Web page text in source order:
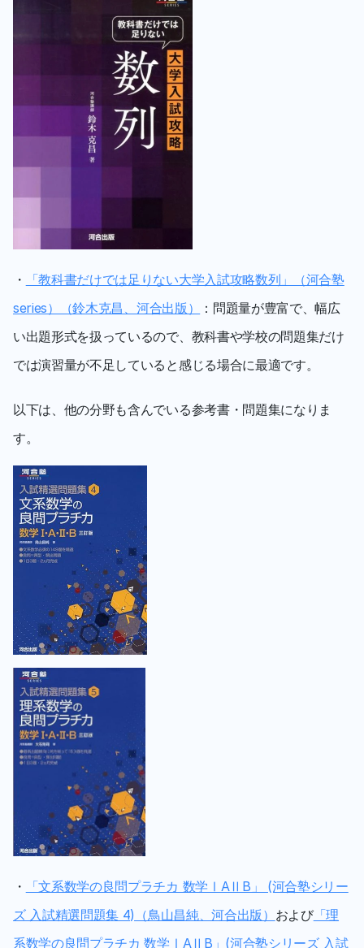
・
「教科書だけでは足りない大学入試攻略数列」（河合塾
series）（鈴木克昌、河合出版）
：問題量が豊富で、幅広
い出題形式を扱っているので、教科書や学校の問題集だけ
では演習量が不足していると感じる場合に最適です。
以下は、他の分野も含んでいる参考書・問題集になりま
す。
・
「文系数学の良問プラチカ 数学ⅠAⅡB」 (河合塾シリー
ズ 入試精選問題集 4)（鳥山昌純、河合出版） および「理
系数学の良問プラチカ 数学ⅠAⅡB」(河合塾シリーズ 入試